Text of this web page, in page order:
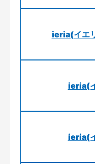
ieria(イエ
ieria(
ieria(